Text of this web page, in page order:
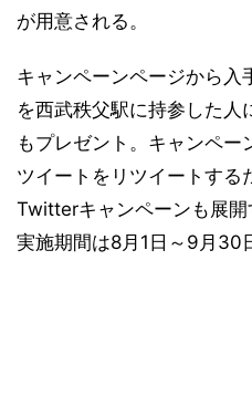
が用意される。
キャンペーンページから入
を西武秩父駅に持参した人
もプレゼント。キャンペ
ツイートをリツイートする
Twitterキャンペーンも展
実施期間は8月1日～9月30